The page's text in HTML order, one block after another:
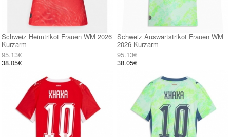
Schweiz Heimtrikot Frauen WM 2026
Kurzarm
95.13€
38.05€
Schweiz Auswärtstrikot Frauen WM
2026 Kurzarm
95.13€
38.05€